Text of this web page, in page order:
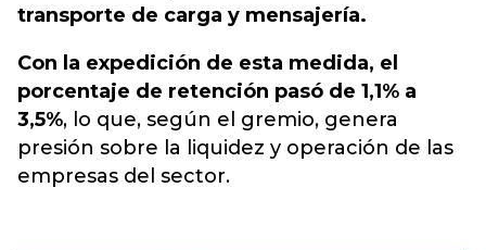
transporte de carga y mensajería.
Con la expedición de esta medida, el
porcentaje de retención pasó de 1,1% a
3,5%, lo que, según el gremio, genera
presión sobre la liquidez y operación de las
empresas del sector.